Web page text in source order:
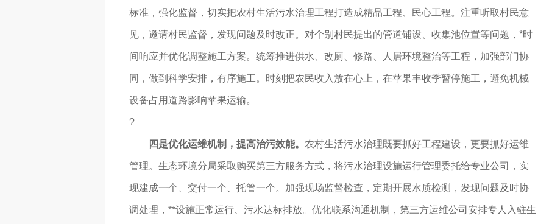
标准，强化监督，切实把农村生活污水治理工程打造成精品工程、民心工程。注重听取村民意
见，邀请村民监督，发现问题及时改正。对个别村民提出的管道铺设、收集池位置等问题，*时
间响应并优化调整施工方案。统筹推进供水、改厕、修路、人居环境整治等工程，加强部门协
同，做到科学安排，有序施工。时刻把农民收入放在心上，在苹果丰收季暂停施工，避免机械
设备占用道路影响苹果运输。
?
四是优化运维机制，提高治污效能。 农村生活污水治理既要抓好工程建设，更要抓好运维
管理。生态环境分局采取购买第三方服务方式，将污水治理设施运行管理委托给专业公司，实
现建成一个、交付一个、托管一个。加强现场监督检查，定期开展水质检测，发现问题及时协
调处理，**设施正常运行、污水达标排放。优化联系沟通机制，第三方运维公司安排专人入驻生